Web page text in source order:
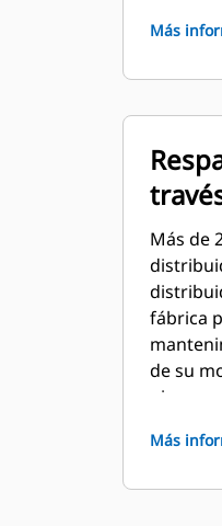
están
año
Más
Más de
fábrica
de su
piezas
Más